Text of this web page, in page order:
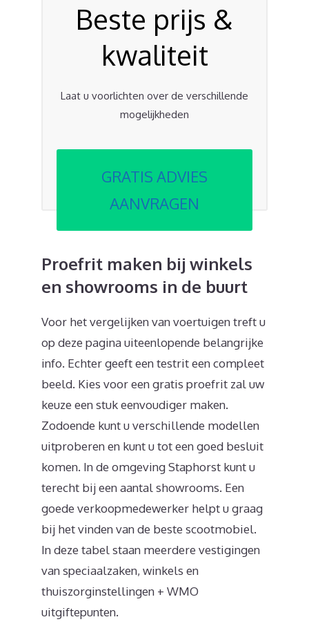
Beste prijs &
kwaliteit
Laat u voorlichten over de verschillende
mogelijkheden
GRATIS ADVIES
AANVRAGEN
Proefrit maken bij winkels
en showrooms in de buurt
Voor het vergelijken van voertuigen treft u
op deze pagina uiteenlopende belangrijke
info. Echter geeft een testrit een compleet
beeld. Kies voor een gratis proefrit zal uw
keuze een stuk eenvoudiger maken.
Zodoende kunt u verschillende modellen
uitproberen en kunt u tot een goed besluit
komen. In de omgeving Staphorst kunt u
terecht bij een aantal showrooms. Een
goede verkoopmedewerker helpt u graag
bij het vinden van de beste scootmobiel.
In deze tabel staan meerdere vestigingen
van speciaalzaken, winkels en
thuiszorginstellingen + WMO
uitgiftepunten.